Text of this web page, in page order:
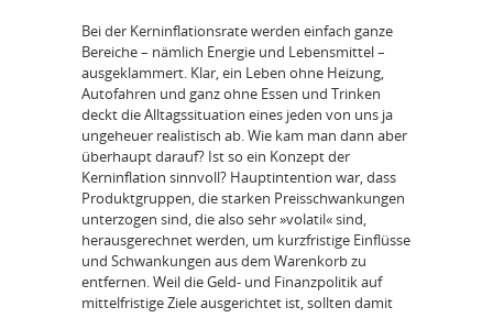
Bei der Kerninflationsrate werden einfach ganze
Bereiche – nämlich Energie und Lebensmittel –
ausgeklammert. Klar, ein Leben ohne Heizung,
Autofahren und ganz ohne Essen und Trinken
deckt die Alltagssituation eines jeden von uns ja
ungeheuer realistisch ab. Wie kam man dann aber
überhaupt darauf? Ist so ein Konzept der
Kerninflation sinnvoll? Hauptintention war, dass
Produktgruppen, die starken Preisschwankungen
unterzogen sind, die also sehr »volatil« sind,
herausgerechnet werden, um kurzfristige Einflüsse
und Schwankungen aus dem Warenkorb zu
entfernen. Weil die Geld- und Finanzpolitik auf
mittelfristige Ziele ausgerichtet ist, sollten damit